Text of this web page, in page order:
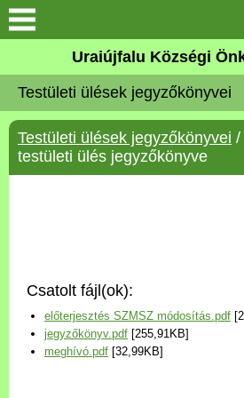
Köszöntő
Elérhetőségek
Uraiújfalu
Választási információk
Versenyképes Járások
Uraiújfalu Községi
Testületi ülések jegyzőkönyvei
Testületi ülések jegyzőkönyvei /
testületi ülés jegyzőkönyve
Csatolt fájl(ok):
előterjesztés SZMSZ módosítás.pdf
jegyzőkönyv.pdf [255,91KB]
meghívó.pdf [32,99KB]